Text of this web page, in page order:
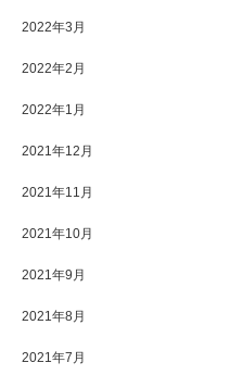
2022年3月
2022年2月
2022年1月
2021年12月
2021年11月
2021年10月
2021年9月
2021年8月
2021年7月